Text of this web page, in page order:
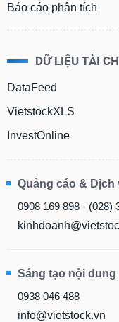
Báo cáo phân tích
DỮ LIỆU TÀI
DataFeed
VietstockXLS
InvestOnline
Quảng cáo & Dịch
0908 169 898 - (028)
Sáng tạo nội dung
0938 046 488
info@vietstock.vn